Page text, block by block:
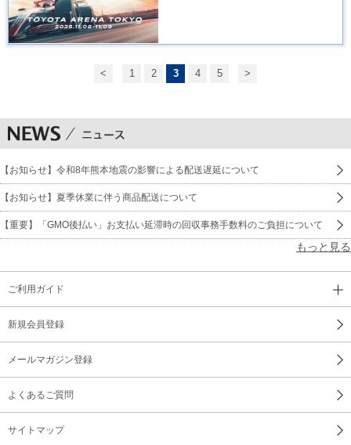
< 1 2 3 4 5 >
【お知らせ】令和8年熊本地震の影響による配送遅延について
【お知らせ】夏季休業に伴う商品配送について
【重要】「GMO後払い」お支払い延滞時の回収事務手数料のご負担について
もっと見る
ご利用ガイド
新規会員登録
メールマガジン登録
よくあるご質問
サイトマップ